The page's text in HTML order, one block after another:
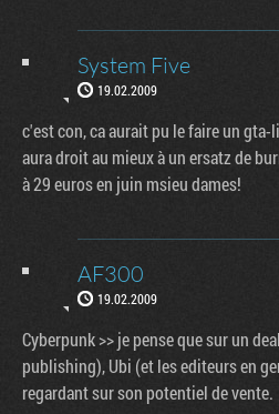
System Five
19.02.2009
c'est con, ca aurait pu le faire un gta-
aura droit au mieux à un ersatz de
à 29 euros en juin msieu dames!
AF300
19.02.2009
Cyberpunk >> je pense que sur un
publishing), Ubi (et les editeurs en
regardant sur son potentiel de vente.